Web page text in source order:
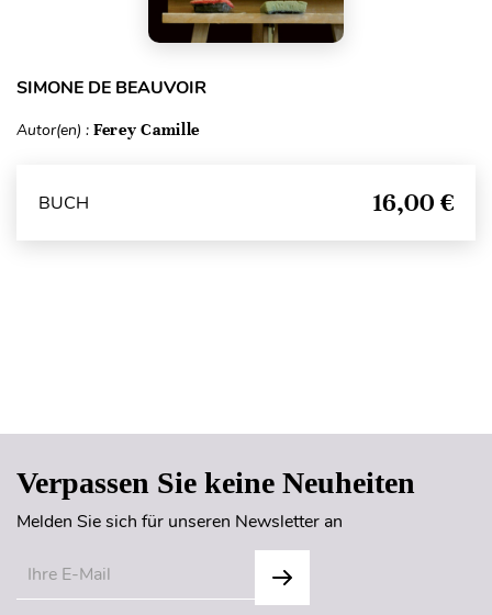
SIMONE DE BEAUVOIR
Autor(en) : Ferey Camille
BUCH 16,00 €
Verpassen Sie keine Neuheiten
Melden Sie sich für unseren Newsletter an